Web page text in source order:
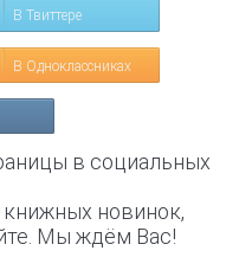
В Твиттере
В Одноклассниках
в социальных
книжных новинок,
Мы ждём Вас!